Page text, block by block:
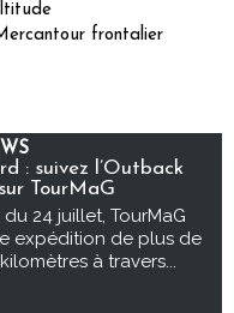
frontalier
: suivez l’Outback
TourMaG
24 juillet, TourMaG
expédition de plus de
à travers...